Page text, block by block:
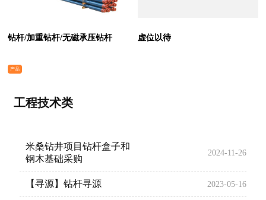
钻杆/加重钻杆/无磁承压钻杆
产品
虚位以待
工程技术类
米桑钻井项目钻杆盒子和
钢木基础采购
2024-11-26
【寻源】钻杆寻源 2023-05-16